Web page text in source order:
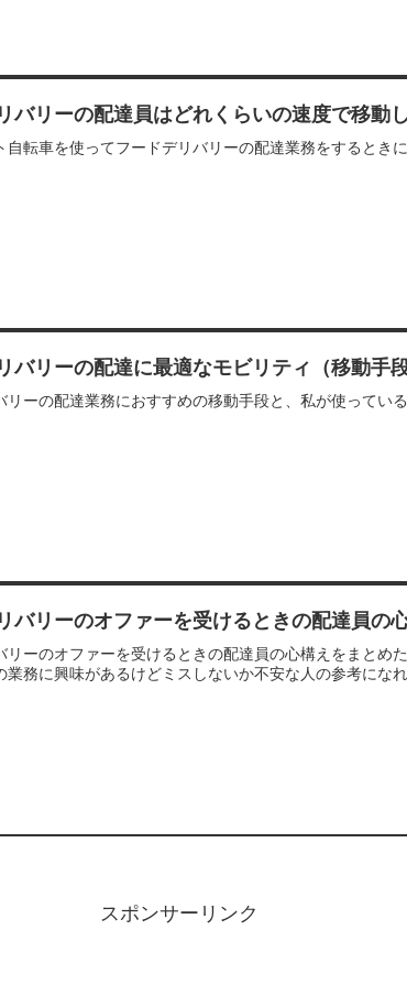
バリーの配達員はどれくらいの速度で移動
自転車を使ってフードデリバリーの配達業務をするとき
バリーの配達に最適なモビリティ（移動手
リーの配達業務におすすめの移動手段と、私が使ってい
バリーのオファーを受けるときの配達員の
リーのオファーを受けるときの配達員の心構えをまとめ
業務に興味があるけどミスしないか不安な人の参考になれ
スポンサーリンク